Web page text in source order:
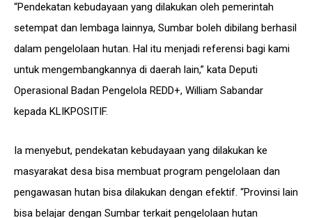
“Pendekatan kebudayaan yang dilakukan oleh pemerintah
setempat dan lembaga lainnya, Sumbar boleh dibilang berhasil
dalam pengelolaan hutan. Hal itu menjadi referensi bagi kami
untuk mengembangkannya di daerah lain,” kata Deputi
Operasional Badan Pengelola REDD+, William Sabandar
kepada KLIKPOSITIF.
Ia menyebut, pendekatan kebudayaan yang dilakukan ke
masyarakat desa bisa membuat program pengelolaan dan
pengawasan hutan bisa dilakukan dengan efektif. “Provinsi lain
bisa belajar dengan Sumbar terkait pengelolaan hutan